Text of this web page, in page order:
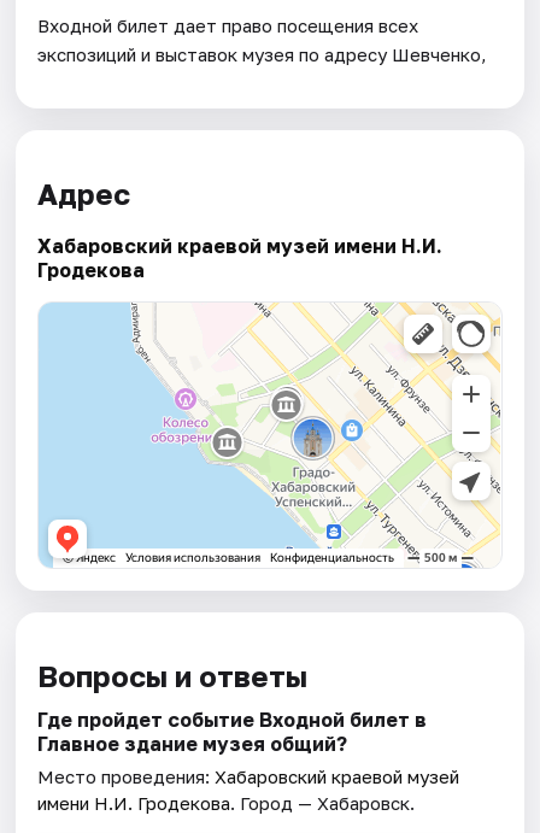
Входной билет дает право посещения всех
экспозиций и выставок музея по адресу Шевченко,
Адрес
Хабаровский краевой музей имени Н.И.
Гродекова
Вопросы и ответы
Где пройдет событие Входной билет в
Главное здание музея общий?
Место проведения:Хабаровский краевой музей
имени Н.И. Гродекова. Город — Хабаровск.